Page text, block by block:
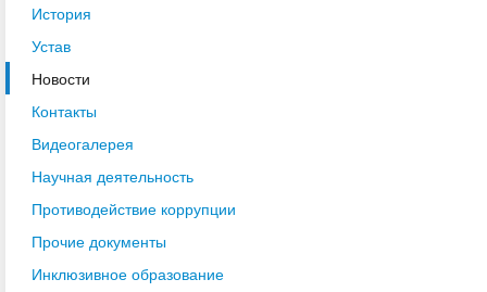
История
Устав
Новости
Контакты
Видеогалерея
Научная деятельность
Противодействие коррупции
Прочие документы
Инклюзивное образование